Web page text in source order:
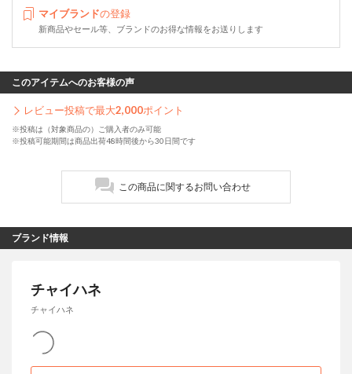
マイブランドの登録
新商品やセール等、ブランドのお得な情報をお送りします
このアイテムへのお客様の声
レビュー投稿で最大2,000ポイント
※投稿は（対象商品の）ご購入者のみ可能
※投稿可能期間は商品出荷48時間後から30日間です
この商品に関するお問い合わせ
ブランド情報
チャイハネ
チャイハネ